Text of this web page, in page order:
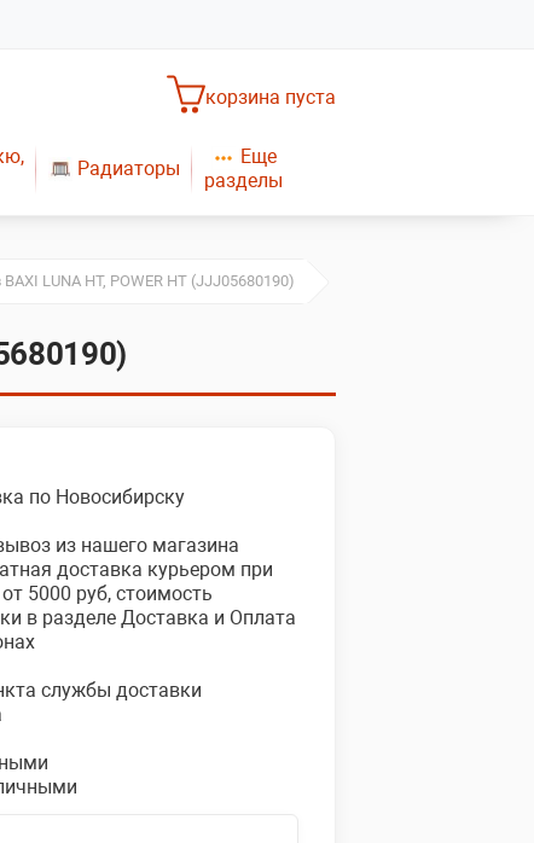
корзина пуста
Радиаторы
Еще
разделы
Плиты газовые
LUNA HT, POWER HT (JJJ05680190)
по Новосибирску
из нашего магазина
доставка курьером при
5000 руб, стоимость
в разделе Доставка и Оплата
службы доставки